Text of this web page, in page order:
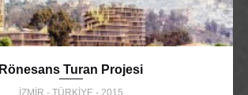
Rönesans Turan Projesi
İZMİR - TÜRKİYE - 2015